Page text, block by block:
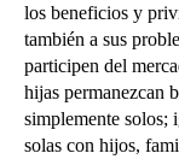
los beneficios y
también a sus
participen del
hijas permanezcan
simplemente solos;
solas con hijos,